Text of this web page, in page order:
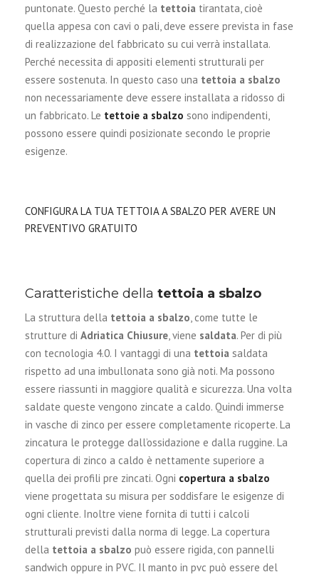
puntonate. Questo perché la tettoia tirantata, cioè
quella appesa con cavi o pali, deve essere prevista in fase
di realizzazione del fabbricato su cui verrà installata.
Perché necessita di appositi elementi strutturali per
essere sostenuta. In questo caso una tettoia a sbalzo
non necessariamente deve essere installata a ridosso di
un fabbricato. Le tettoie a sbalzo sono indipendenti,
possono essere quindi posizionate secondo le proprie
esigenze.
CONFIGURA LA TUA TETTOIA A SBALZO PER AVERE UN
PREVENTIVO GRATUITO
Caratteristiche della tettoia a sbalzo
La struttura della tettoia a sbalzo come tutte le
strutture di Adriatica Chiusure viene saldata. Per di più
con tecnologia 4.0. I vantaggi di una tettoia saldata
rispetto ad una imbullonata sono già noti. Ma possono
essere riassunti in maggiore qualità e sicurezza. Una volta
saldate queste vengono zincate a caldo. Quindi immerse
in vasche di zinco per essere completamente ricoperte. La
zincatura le protegge dall’ossidazione e dalla ruggine. La
copertura di zinco a caldo è nettamente superiore a
quella dei profili pre zincati. Ogni copertura a sbalzo
viene progettata su misura per soddisfare le esigenze di
ogni cliente. Inoltre viene fornita di tutti i calcoli
strutturali previsti dalla norma di legge. La copertura
della tettoia a sbalzo può essere rigida, con pannelli
sandwich oppure in PVC. Il manto in pvc può essere del